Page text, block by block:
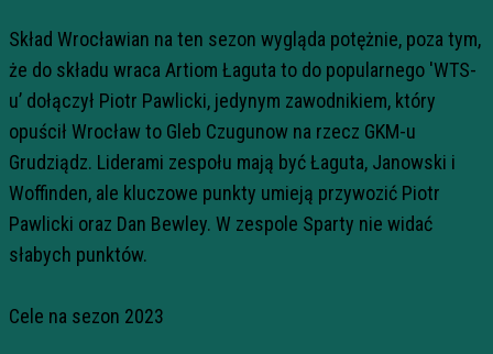
Skład Wrocławian na ten sezon wygląda potężnie, poza tym,
że do składu wraca Artiom Łaguta to do popularnego 'WTS-
u’ dołączył Piotr Pawlicki, jedynym zawodnikiem, który
opuścił Wrocław to Gleb Czugunow na rzecz GKM-u
Grudziądz. Liderami zespołu mają być Łaguta, Janowski i
Woffinden, ale kluczowe punkty umieją przywozić Piotr
Pawlicki oraz Dan Bewley. W zespole Sparty nie widać
słabych punktów.
Cele na sezon 2023